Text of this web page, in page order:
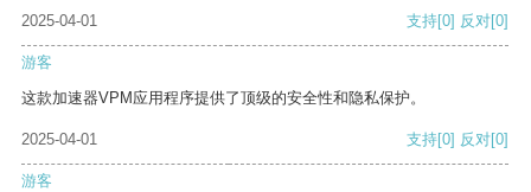
2025-04-01 支持[0] 反对[0]
游客
这款加速器VPM应用程序提供了顶级的安全性和隐私保护。
2025-04-01 支持[0] 反对[0]
游客